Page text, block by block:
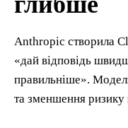
Anthropic створила
«дай відповідь
правильніше».
та зменшення ризику